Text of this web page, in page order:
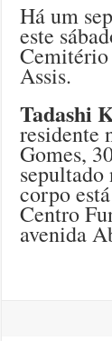
Há um
este
Assis.
Tadashi
residente
Gomes,
sepultado
corpo
Centro
avenida